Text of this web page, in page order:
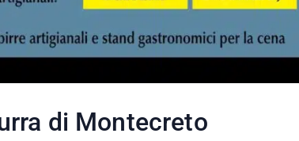
di Montecreto